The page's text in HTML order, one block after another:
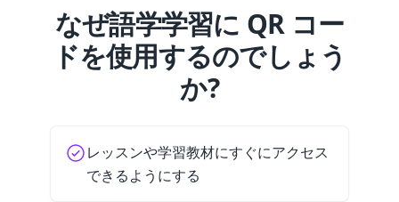
なぜ語学学習に QR コー
ドを使用するのでしょう
か?
レッスンや学習教材にすぐにアクセス
できるようにする